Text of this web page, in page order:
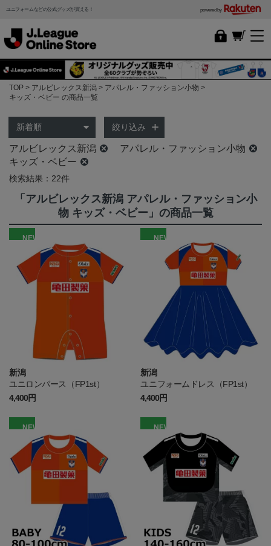
ユニフォームなどの公式グッズが買える！ powered by
TOP アルビレックス新潟
アパレル・ファッション小物
キッズ・ベビー の商品一覧
絞り込み
アルビレックス新潟
アパレル・ファッション小物
キッズ・ベビー
検索結果：22件
「アルビレックス新潟 アパレル・ファッション小
物 キッズ・ベビー」の商品一覧
NEW
新潟
ユニロンパース（FP1st）
4,400円
NEW
新潟
ユニフォームドレス（FP1st）
4,400円
NEW NEW